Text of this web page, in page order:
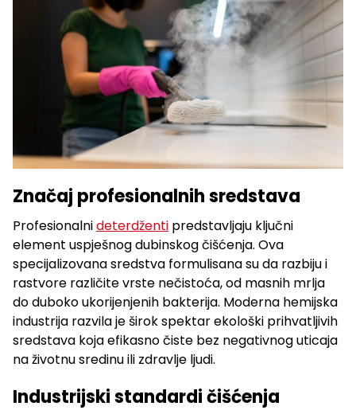
Značaj profesionalnih sredstava
Profesionalnideterdženti predstavljaju ključni
element uspješnog dubinskog čišćenja. Ova
specijalizovana sredstva formulisana su da razbiju i
rastvore različite vrste nečistoća, od masnih mrlja
do duboko ukorijenjenih bakterija. Moderna hemijska
industrija razvila je širok spektar ekološki prihvatljivih
sredstava koja efikasno čiste bez negativnog uticaja
na životnu sredinu ili zdravlje ljudi.
Industrijski standardi čišćenja